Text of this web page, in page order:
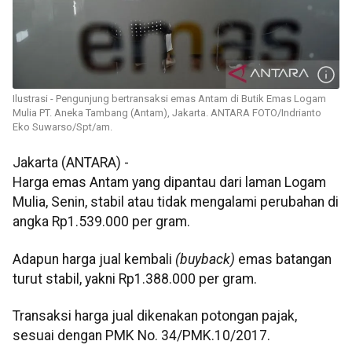
Ilustrasi - Pengunjung bertransaksi emas Antam di Butik Emas Logam
Mulia PT. Aneka Tambang (Antam), Jakarta. ANTARA FOTO/Indrianto
Eko Suwarso/Spt/am.
Jakarta (ANTARA) -
Harga emas Antam yang dipantau dari laman Logam
Mulia, Senin, stabil atau tidak mengalami perubahan di
angka Rp1.539.000 per gram.
Adapun harga jual kembali (buyback) emas batangan
turut stabil, yakni Rp1.388.000 per gram.
Transaksi harga jual dikenakan potongan pajak,
sesuai dengan PMK No. 34/PMK.10/2017.